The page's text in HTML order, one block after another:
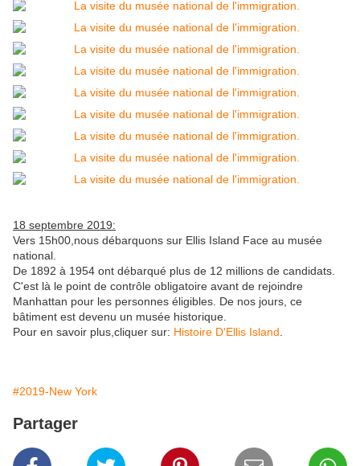
18 septembre 2019:
Vers 15h00,nous débarquons sur Ellis Island Face au musée
national.
De 1892 à 1954 ont débarqué plus de 12 millions de candidats.
C'est là le point de contrôle obligatoire avant de rejoindre
Manhattan pour les personnes éligibles. De nos jours, ce
bâtiment est devenu un musée historique.
Pour en savoir plus,cliquer sur: Histoire D'Ellis Island
#2019-New York
Partager